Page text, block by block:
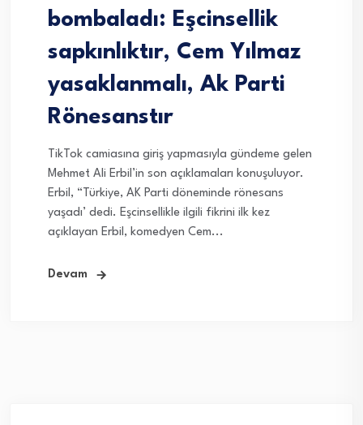
bombaladı: Eşcinsellik
sapkınlıktır, Cem Yılmaz
yasaklanmalı, Ak Parti
Rönesanstır
TikTok camiasına giriş yapmasıyla gündeme gelen
Mehmet Ali Erbil’in son açıklamaları konuşuluyor.
Erbil, “Türkiye, AK Parti döneminde rönesans
yaşadı’ dedi. Eşcinsellikle ilgili fikrini ilk kez
açıklayan Erbil, komedyen Cem...
Devam